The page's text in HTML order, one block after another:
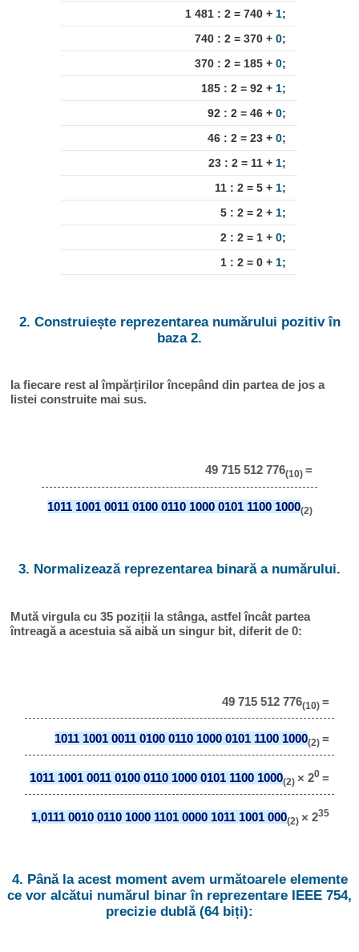
1 481 : 2 = 740 + 1;
740 : 2 = 370 + 0;
370 : 2 = 185 + 0;
185 : 2 = 92 + 1;
92 : 2 = 46 + 0;
46 : 2 = 23 + 0;
23 : 2 = 11 + 1;
11 : 2 = 5 + 1;
5 : 2 = 2 + 1;
2 : 2 = 1 + 0;
1 : 2 = 0 + 1;
2. Construiește reprezentarea numărului pozitiv în
baza 2.
Ia fiecare rest al împărțirilor începând din partea de jos a
listei construite mai sus.
49 715 512 776(10) =
1011 1001 0011 0100 0110 1000 0101 1100 1000(2)
3. Normalizează reprezentarea binară a numărului.
Mută virgula cu 35 poziții la stânga, astfel încât partea
întreagă a acestuia să aibă un singur bit, diferit de 0:
49 715 512 776(10) =
1011 1001 0011 0100 0110 1000 0101 1100 1000(2) =
1011 1001 0011 0100 0110 1000 0101 1100 1000(2) × 20 =
1,0111 0010 0110 1000 1101 0000 1011 1001 000(2) × 235
4. Până la acest moment avem următoarele elemente
ce vor alcătui numărul binar în reprezentare IEEE 754,
precizie dublă (64 biți):